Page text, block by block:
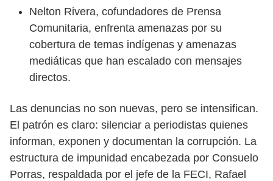
Nelton Rivera, cofundadores de Prensa
Comunitaria, enfrenta amenazas por su
cobertura de temas indígenas y amenazas
mediáticas que han escalado con mensajes
directos.
Las denuncias no son nuevas, pero se intensifican.
El patrón es claro: silenciar a periodistas quienes
informan, exponen y documentan la corrupción. La
estructura de impunidad encabezada por Consuelo
Porras, respaldada por el jefe de la FECI, Rafael